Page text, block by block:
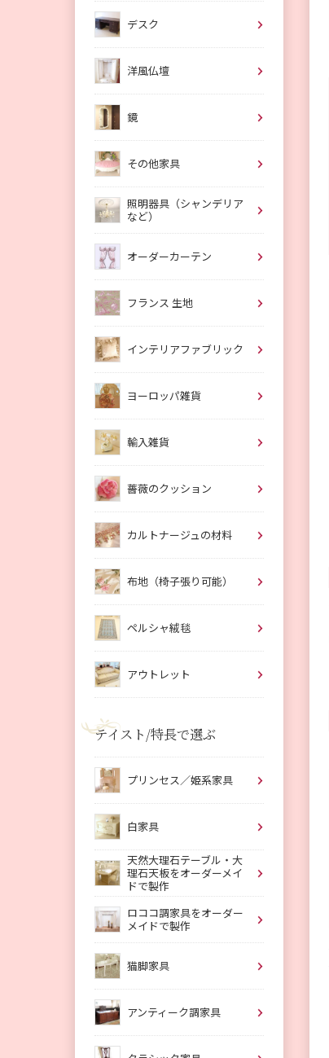
デスク
洋風仏壇
鏡
その他家具
照明器具（シャンデリア
など）
オーダーカーテン
フランス 生地
インテリアファブリック
ヨーロッパ雑貨
輸入雑貨
薔薇のクッション
カルトナージュの材料
布地（椅子張り可能）
ペルシャ絨毯
アウトレット
テイスト/特長で選ぶ
プリンセス／姫系家具
白家具
天然大理石テーブル・大
理石天板をオーダーメイ
ドで製作
ロココ調家具をオーダー
メイドで製作
猫脚家具
アンティーク調家具